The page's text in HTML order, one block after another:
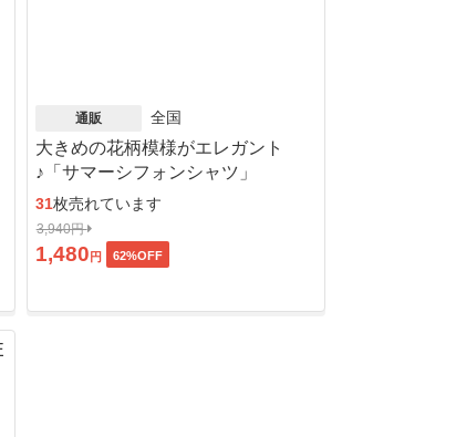
通販 全国
大きめの花柄模様がエレガント
♪「サマーシフォンシャツ」
31枚売れています
3,940円
1,480 円 62%OFF